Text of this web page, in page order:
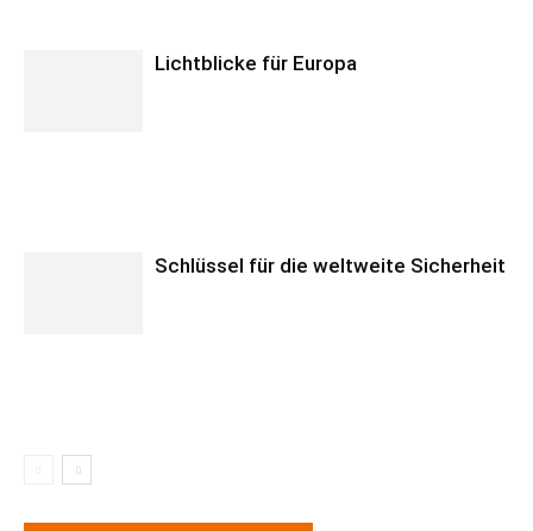
Lichtblicke für Europa
Schlüssel für die weltweite Sicherheit